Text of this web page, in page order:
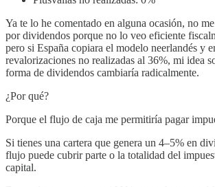
Ya te lo he comentado en alguna ocasión, no
por dividendos porque no lo veo eficiente
pero si España copiara el modelo neerlandés y
revalorizaciones no realizadas al 36%, mi idea
forma de dividendos cambiaría radicalmente.
¿Por qué?
Porque el flujo de caja me permitiría pagar
Si tienes una cartera que genera un 4–5% en
flujo puede cubrir parte o la totalidad del
capital.